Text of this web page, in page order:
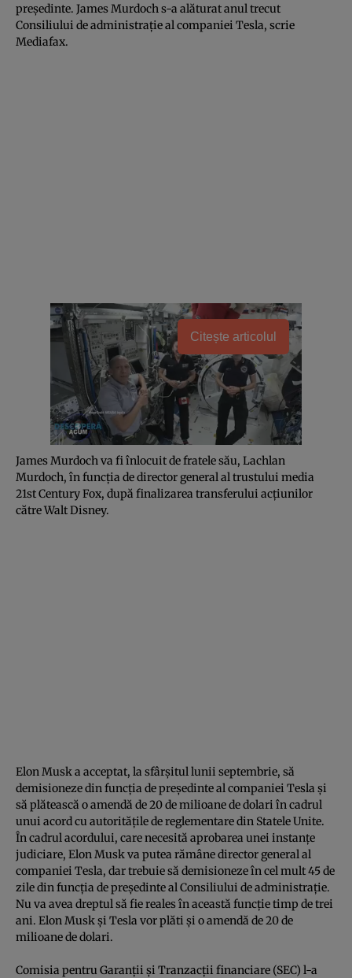
preşedinte. James Murdoch s-a alăturat anul trecut
Consiliului de administraţie al companiei Tesla, scrie
Mediafax.
Citește articolul
James Murdoch va fi înlocuit de fratele său, Lachlan
Murdoch, în funcţia de director general al trustului media
21st Century Fox, după finalizarea transferului acţiunilor
către Walt Disney.
Elon Musk a acceptat, la sfârşitul lunii septembrie, să
demisioneze din funcţia de preşedinte al companiei Tesla şi
să plătească o amendă de 20 de milioane de dolari în cadrul
unui acord cu autorităţile de reglementare din Statele Unite.
În cadrul acordului, care necesită aprobarea unei instanţe
judiciare, Elon Musk va putea rămâne director general al
companiei Tesla, dar trebuie să demisioneze în cel mult 45 de
zile din funcţia de preşedinte al Consiliului de administraţie.
Nu va avea dreptul să fie reales în această funcţie timp de trei
ani. Elon Musk şi Tesla vor plăti şi o amendă de 20 de
milioane de dolari.
Comisia pentru Garanţii şi Tranzacţii financiare (SEC) l-a